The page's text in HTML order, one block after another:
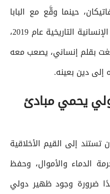
حينما وقَّع مع البابا
الراحل فرنسيس وثيقة الأخوة الإنسانية التاريخية عام 2019،
بقلم إنساني، يصعب معه
إلى دين بعينه.
يحمي مبادئ
إلى القيم الأخلاقية
الدماء والأموال، وحفظ
ضرورة وجود ظهير دولي